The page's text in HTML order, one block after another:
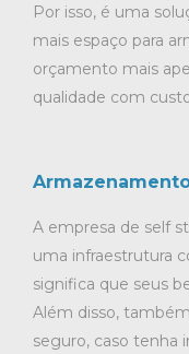
Por isso, é uma
mais espaço para
orçamento mais
qualidade com
A empresa de self
uma infraestrutura
significa que seus
Além disso,
seguro, caso tenha